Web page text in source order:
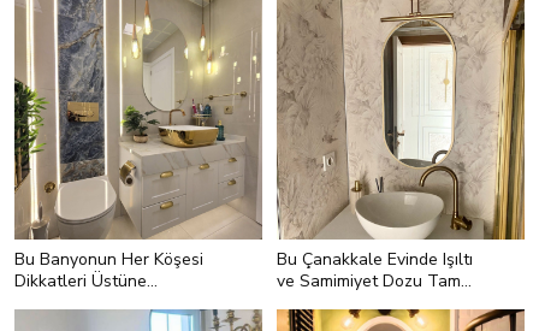
Bu Banyonun Her Köşesi
Dikkatleri Üstüne
Bu Çanakkale Evinde Işıltı
ve Samimiyet Dozu Tam